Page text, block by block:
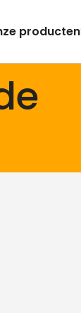
producten